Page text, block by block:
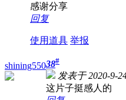
感谢分享
回复
使用道具 举报
shining55038#
发表于 2020-9-
这片子挺感人的